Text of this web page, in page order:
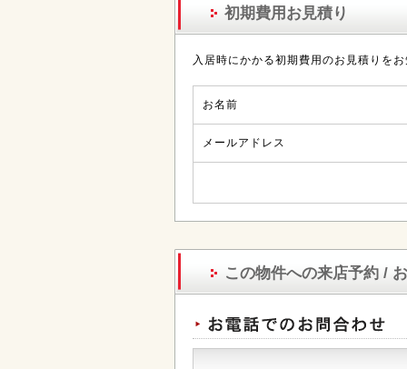
初期費用お見積り
入居時にかかる初期費用のお見積りを
お名前
メールアドレス
この物件への来店予約 /